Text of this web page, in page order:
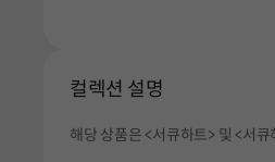
컬렉션 설명
해당 상품은 <서큐하트> 및 <서